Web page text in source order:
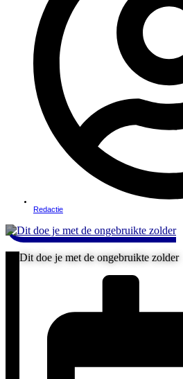
Redactie
Dit doe je met de ongebruikte zolder